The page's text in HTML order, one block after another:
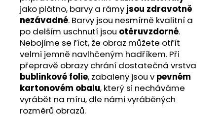
jako plátno, barvy a rámy jsou zdravotně
nezávadné. Barvy jsou nesmírně kvalitní a
po delším uschnutí jsou otěruvzdorné.
Nebojíme se říct, že obraz můžete otřít
velmi jemně navlhčeným hadříkem. Při
přepravě obrazy chrání dostatečná vrstva
bublinkové folie, zabaleny jsou v pevném
kartonovém obalu, který si necháváme
vyrábět na míru, dle námi vyráběných
rozměrů obrazů.